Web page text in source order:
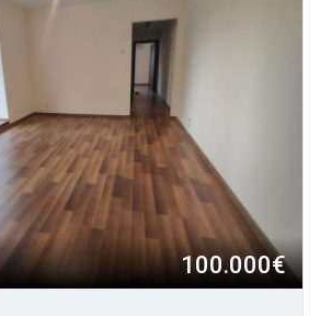
100.000€